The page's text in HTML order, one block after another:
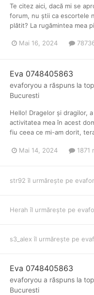
Te citez aici, dacă mi se
forum, nu știi ca escortele
plătit? La rugămintea mea
Mai 16, 2024
Eva 0748405863
evaforyou a răspuns la
Bucuresti
Hello! Dragelor și dragilor,
activitatea mea în acest
fiu ceea ce mi-am dorit,
Mai 14, 2024 1871
str92 îl urmărește pe
Herah îl urmărește pe
s3_alex îl urmărește pe
Eva 0748405863
evaforyou a răspuns la
Bucuresti